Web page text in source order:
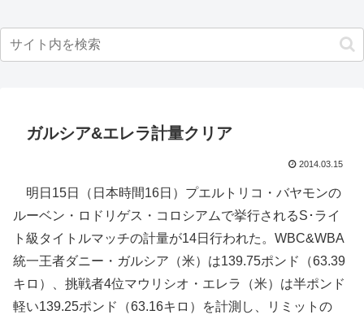
ガルシア&エレラ計量クリア
2014.03.15
明日15日（日本時間16日）プエルトリコ・バヤモンの
ルーベン・ロドリゲス・コロシアムで挙行されるS･ライ
ト級タイトルマッチの計量が14日行われた。WBC&WBA
統一王者ダニー・ガルシア（米）は139.75ポンド（63.39
キロ）、挑戦者4位マウリシオ・エレラ（米）は半ポンド
軽い139.25ポンド（63.16キロ）を計測し、リミットの